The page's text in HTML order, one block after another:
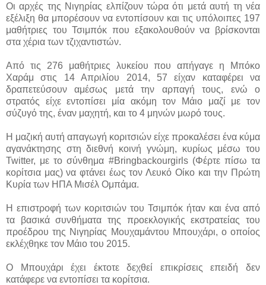
Οι αρχές της Νιγηρίας ελπίζουν τώρα ότι μετά αυτή τη νέα
εξέλιξη θα μπορέσουν να εντοπίσουν και τις υπόλοιπες 197
μαθήτριες του Τσιμπόκ που εξακολουθούν να βρίσκονται
στα χέρια των τζιχαντιστών.
Από τις 276 μαθήτριες λυκείου που απήγαγε η Μπόκο
Χαράμ στις 14 Απριλίου 2014, 57 είχαν καταφέρει να
δραπετεύσουν αμέσως μετά την αρπαγή τους, ενώ ο
στρατός είχε εντοπίσει μία ακόμη τον Μάιο μαζί με τον
σύζυγό της, έναν μαχητή, και το 4 μηνών μωρό τους.
Η μαζική αυτή απαγωγή κοριτσιών είχε προκαλέσει ένα κύμα
αγανάκτησης στη διεθνή κοινή γνώμη, κυρίως μέσω του
Twitter, με το σύνθημα #Bringbackourgirls (Φέρτε πίσω τα
κορίτσια μας) να φτάνει έως τον Λευκό Οίκο και την Πρώτη
Κυρία των ΗΠΑ Μισέλ Ομπάμα.
Η επιστροφή των κοριτσιών του Τσιμπόκ ήταν και ένα από
τα βασικά συνθήματα της προεκλογικής εκστρατείας του
προέδρου της Νιγηρίας Μουχαμάντου Μπουχάρι, ο οποίος
εκλέχθηκε τον Μάιο του 2015.
Ο Μπουχάρι έχει έκτοτε δεχθεί επικρίσεις επειδή δεν
κατάφερε να εντοπίσει τα κορίτσια.